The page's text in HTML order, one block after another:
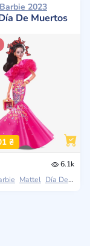
2023
De Muertos
₴
6.1k
Mattel Día De Muertos